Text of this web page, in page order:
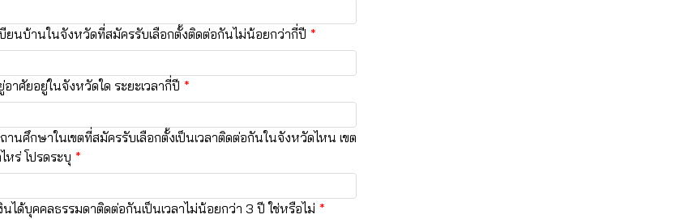
ยนบ้านในจังหวัดที่สมัครรับเลือกตั้งติดต่อกันไม่น้อยกว่ากี่ปี
าศัยอยู่ในจังหวัดใด ระยะเวลากี่ปี
นศึกษาในเขตที่สมัครรับเลือกตั้งเป็นเวลาติดต่อกันในจังหวัดไหน เขต
ไหร่ โปรดระบุ
ได้บุคคลธรรมดาติดต่อกันเป็นเวลาไม่น้อยกว่า 3 ปี ใช่หรือไม่